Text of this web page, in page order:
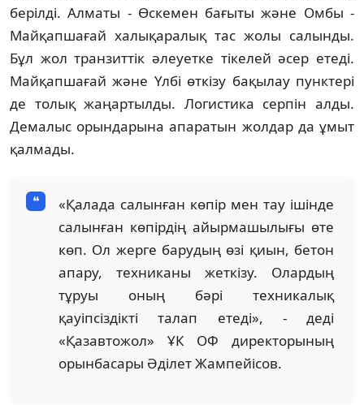
берілді. Алматы - Өскемен бағыты және Омбы -
Майқапшағай халықаралық тас жолы салынды.
Бұл жол транзиттік әлеуетке тікелей әсер етеді.
Майқапшағай және Үлбі өткізу бақылау пунктері
де толық жаңартылды. Логистика серпін алды.
Демалыс орындарына апаратын жолдар да ұмыт
қалмады.
«Қалада салынған көпір мен тау ішінде
салынған көпірдің айырмашылығы өте
көп. Ол жерге барудың өзі қиын, бетон
апару, техниканы жеткізу. Олардың
тұруы оның бәрі техникалық
қауіпсіздікті талап етеді», - деді
«Қазавтожол» ҰК ОФ директорының
орынбасары Әділет Жампейісов.